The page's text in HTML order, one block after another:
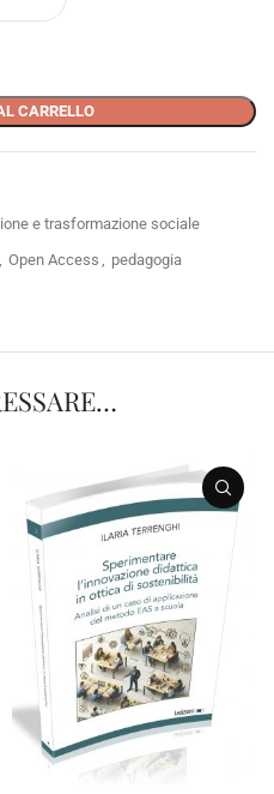
CARRELLO
e trasformazione sociale
, Open Access , pedagogia